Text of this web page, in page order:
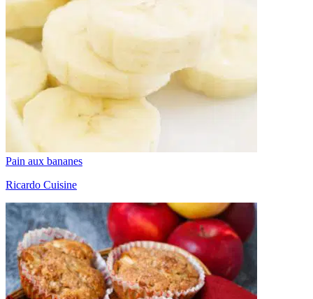
Pain aux bananes
Ricardo Cuisine